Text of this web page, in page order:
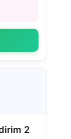
2